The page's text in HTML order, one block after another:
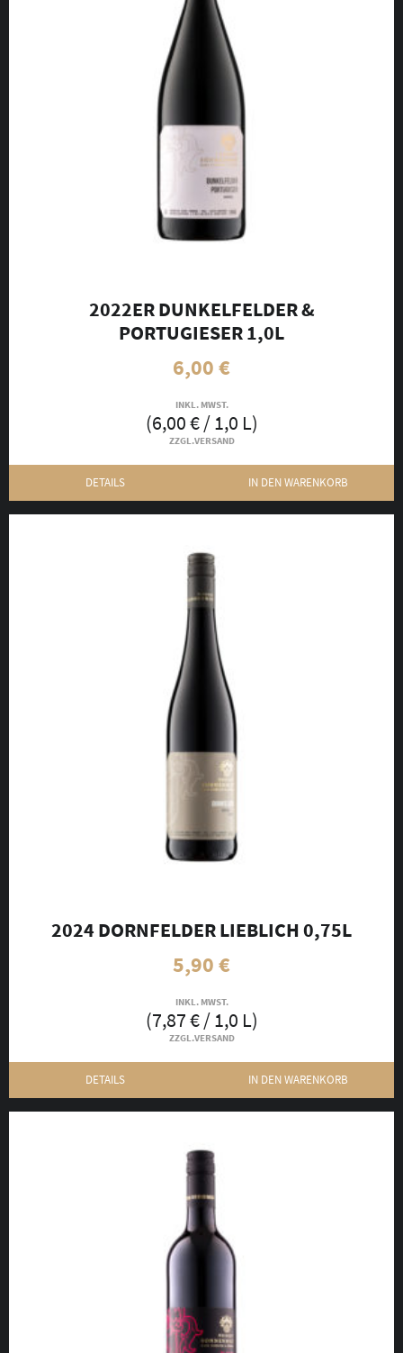
2022ER DUNKELFELDER &
PORTUGIESER 1,0L
6,00€
INKL. MWST.
(6,00€/ 1,0 L)
ZZGL.VERSAND
DETAILS IN DEN WARENKORB
2024 DORNFELDER LIEBLICH 0,75L
5,90€
INKL. MWST.
(7,87€/ 1,0 L)
ZZGL.VERSAND
DETAILS IN DEN WARENKORB